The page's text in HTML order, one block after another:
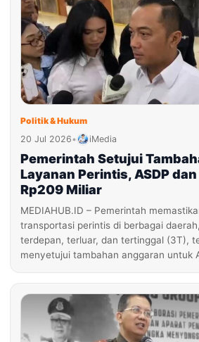
Politik & Hukum
20 Jul 2026• iMedia
Pemerintah Setujui
Layanan Perintis, ASDP
Rp209 Miliar
MEDIAHUB.ID – Pemerintah
transportasi perintis di berbagai
terdepan, terluar, dan tertinggal (3T),
menyetujui tambahan anggaran untuk